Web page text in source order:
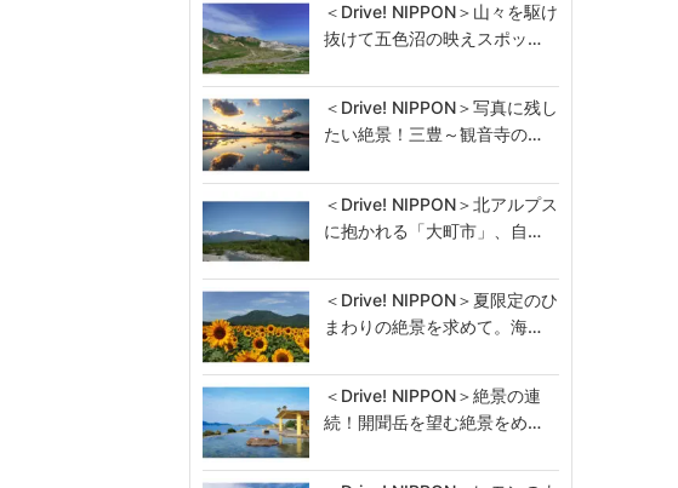
＜Drive! NIPPON＞山々を駆け
抜けて五色沼の映えスポッ…
＜Drive! NIPPON＞写真に残し
たい絶景！三豊～観音寺の…
＜Drive! NIPPON＞北アルプス
に抱かれる「大町市」、自…
＜Drive! NIPPON＞夏限定のひ
まわりの絶景を求めて。海…
＜Drive! NIPPON＞絶景の連
続！開聞岳を望む絶景をめ…